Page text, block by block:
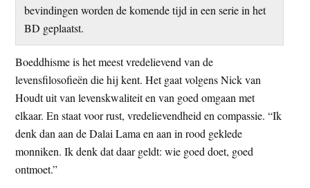
bevindingen worden de komende tijd in een serie in het
BD geplaatst.
Boeddhisme is het meest vredelievend van de
levensfilosofieën die hij kent. Het gaat volgens Nick van
Houdt uit van levenskwaliteit en van goed omgaan met
elkaar. En staat voor rust, vredelievendheid en compassie. “Ik
denk dan aan de Dalai Lama en aan in rood geklede
monniken. Ik denk dat daar geldt: wie goed doet, goed
ontmoet.”